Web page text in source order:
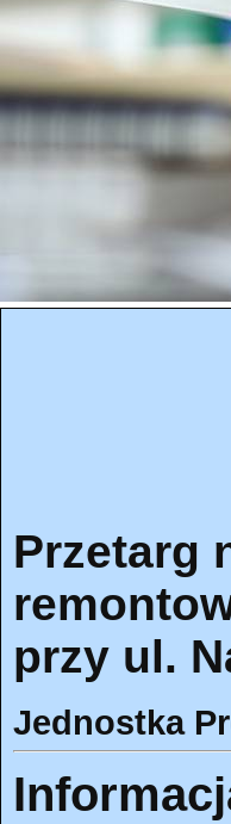
Przetarg
przy ul.
Jednostka